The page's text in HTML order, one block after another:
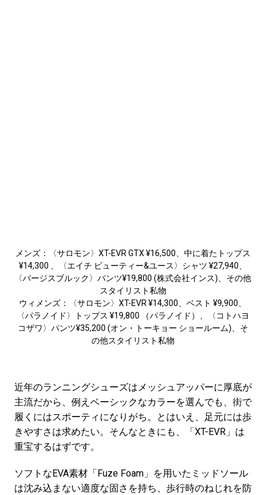
メンズ：〈サロモン〉XT-EVR GTX ¥16,500、中に着たトップス
¥14,300 、〈エイチ ビューティー&ユース〉シャツ ¥27,940、
〈バージスブルック〉パンツ¥19,800 (株式会社インス)、その他
スタイリスト私物
ウィメンズ：〈サロモン〉XT-EVR ¥14,300、ベスト ¥9,900、
〈パラノイド〉トップス ¥19,800 （パラノイド）、〈コトハヨ
コザワ〉パンツ¥35,200 (オン・トーキョー ショールーム)、そ
の他スタイリスト私物
近年のランニングシューズはメッシュアッパーに厚底が
主流だから、例えベーシックなカラーを選んでも、街で
履くにはスポーティになりがち。とはいえ、足元には歩
きやすさは求めたい。そんなときにも、「XT-EVR」は
重宝するはずです。
ソフトなEVA素材「Fuze Foam」を用いたミッドソール
は沈み込まない適度な固さを持ち、歩行時のねじれを防